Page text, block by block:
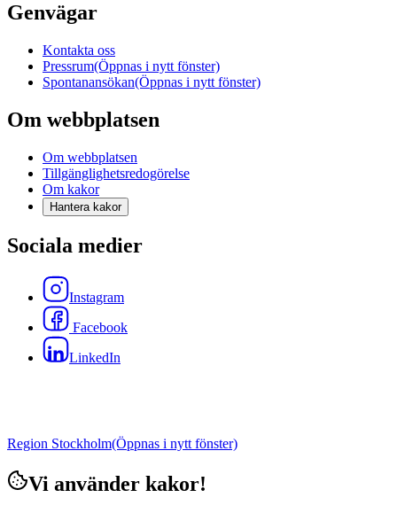
Genvägar
Kontakta oss
Pressrum(Öppnas i nytt fönster)
Spontanansökan(Öppnas i nytt fönster)
Om webbplatsen
Om webbplatsen
Tillgänglighetsredogörelse
Om kakor
Hantera kakor
Sociala medier
Instagram
Facebook
LinkedIn
Region Stockholm(Öppnas i nytt fönster)
Vi använder kakor!